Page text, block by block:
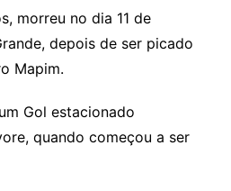
morreu no dia 11 de
depois de ser picado
Mapim.
Gol estacionado
quando começou a ser